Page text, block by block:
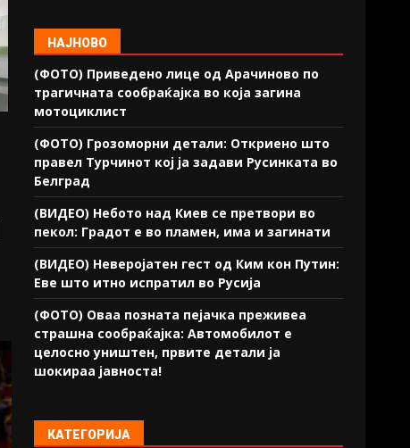
НАЈНОВО
(ФОТО) Приведено лице од Арачиново по
трагичната сообраќајка во која загина
мотоциклист
(ФОТО) Грозоморни детали: Откриено што
правел Турчинот кој ја задави Русинката во
Белград
(ВИДЕО) Небото над Киев се претвори во
пекол: Градот е во пламен, има и загинати
(ВИДЕО) Неверојатен гест од Ким кон Путин:
Еве што итно испратил во Русија
(ФОТО) Оваа позната пејачка преживеа
страшна сообраќајка: Автомобилот е
целосно уништен, првите детали ја
шокираа јавноста!
КАТЕГОРИЈА